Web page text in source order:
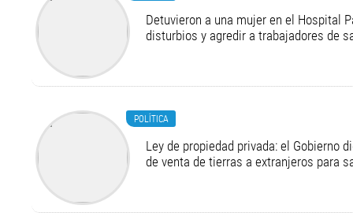
Detuvieron a una mujer en el Hospital
disturbios y agredir a trabajadores de
POLÍTICA
Ley de propiedad privada: el Gobierno
de venta de tierras a extranjeros para